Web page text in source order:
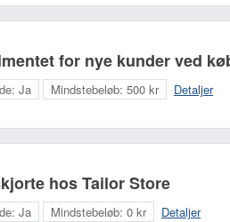
for nye kunder ved
Ja Mindstebeløb: 500 kr Detaljer
hos Tailor Store
Ja Mindstebeløb: 0 kr Detaljer